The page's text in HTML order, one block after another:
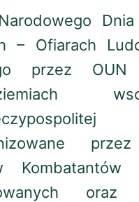
Dnia
– Ofiarach
przez
oraz